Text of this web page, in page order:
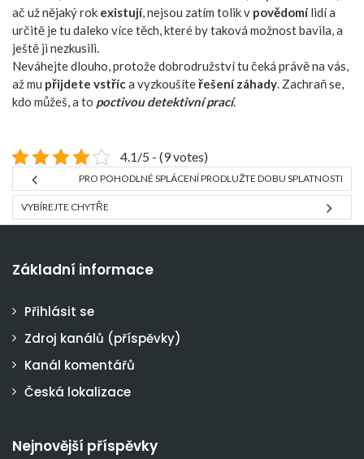
ač už nějaký rok existují, nejsou zatím tolik v povědomílidí a
určitě je tu daleko více těch, které by taková možnost bavila, a
ještě ji nezkusili.
Neváhejte dlouho, protože dobrodružství tu čeká právě na vás,
až mu přijdete vstříca vyzkoušíteřešení záhady. Zachraň se,
kdo můžeš, a to poctivou detektivní prací.
4.1/5 - (9 votes)
PRO POHODLNÉ SPLÁCENÍ PRODLUŽTE DOBU SPLATNOSTI
VYBÍREJTE CHYTŘE
Základní informace
Přihlásit se
Zdroj kanálů (příspěvky)
Kanál komentářů
Česká lokalizace
Nejnovější příspěvky